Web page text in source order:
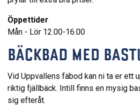
Öppettider
Mån - Lör 12.00-16.00
BÄCKBAD MED
Vid Uppvallens fäbod kan ni ta er ett
riktig fjällbäck. Intill finns en mysig
sig efteråt.